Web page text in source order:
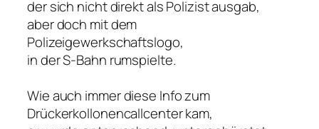
der sich nicht direkt als Polizist ausgab,
aber doch mit dem
Polizeigewerkschaftslogo,
in der S-Bahn rumspielte.
Wie auch immer diese Info zum
Drückerkollonencallcenter kam,